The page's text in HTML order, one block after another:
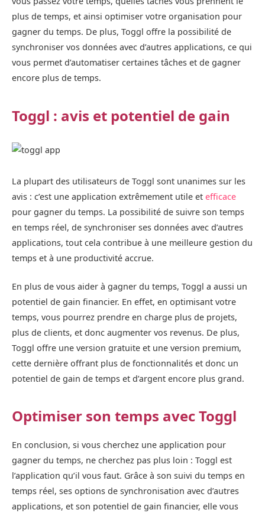
plus de temps, et ainsi optimiser votre organisation pour
gagner du temps. De plus, Toggl offre la possibilité de
synchroniser vos données avec d’autres applications, ce qui
vous permet d’automatiser certaines tâches et de gagner
encore plus de temps.
Toggl : avis et potentiel de gain
La plupart des utilisateurs de Toggl sont unanimes sur les
avis : c’est une application extrêmement utile et efficace
pour gagner du temps. La possibilité de suivre son temps
en temps réel, de synchroniser ses données avec d’autres
applications, tout cela contribue à une meilleure gestion du
temps et à une productivité accrue.
En plus de vous aider à gagner du temps, Toggl a aussi un
potentiel de gain financier. En effet, en optimisant votre
temps, vous pourrez prendre en charge plus de projets,
plus de clients, et donc augmenter vos revenus. De plus,
Toggl offre une version gratuite et une version premium,
cette dernière offrant plus de fonctionnalités et donc un
potentiel de gain de temps et d’argent encore plus grand.
Optimiser son temps avec Toggl
En conclusion, si vous cherchez une application pour
gagner du temps, ne cherchez pas plus loin : Toggl est
l’application qu’il vous faut. Grâce à son suivi du temps en
temps réel, ses options de synchronisation avec d’autres
applications, et son potentiel de gain financier, elle vous